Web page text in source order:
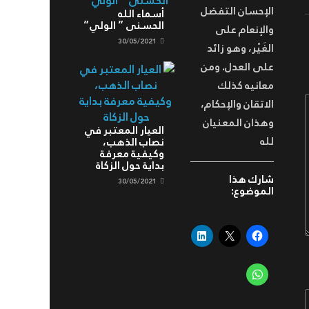
الإحسان التفضل
والإنعام على
الغَيْر، وهو زائد
على العدل. ومن
معانيه كذلك
الاتقان والإحكام،
وهذان المعنيان
لله
شارك هذا
الموضوع:
أسماء الله
الحسنى ” الولي”
30/05/2021
العيار المعتبر في
نصاب الذهب،
وكيفية معرفة
بداية حول الزكاة
30/05/2021